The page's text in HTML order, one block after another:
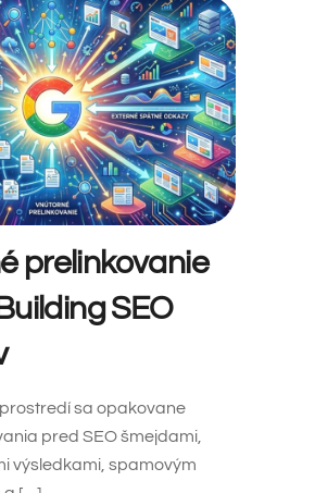
prelinkovanie
SEO
sa opakovane
pred SEO šmejdami,
výsledkami, spamovým